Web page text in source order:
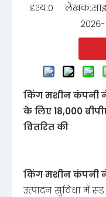
दृश्य:0
किंग मशीन कंपनी
के लिए 18,000
वितरित की
किंग मशीन कंपनी
उत्पादन सुविधा में